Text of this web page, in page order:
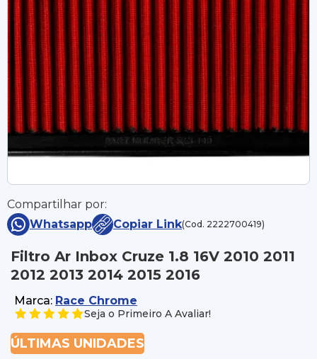
Compartilhar por:
Whatsapp
Copiar Link(Cod. 2222700419)
Filtro Ar Inbox Cruze 1.8 16V 2010 2011
2012 2013 2014 2015 2016
Marca: Race Chrome
Seja o Primeiro A Avaliar!
ÚLTIMAS UNIDADES